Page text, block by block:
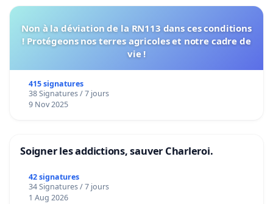
Non à la déviation de la RN113 dans ces conditions
! Protégeons nos terres agricoles et notre cadre de
vie !
415 signatures
38 Signatures / 7 jours
9 Nov 2025
Soigner les addictions, sauver Charleroi.
42 signatures
34 Signatures / 7 jours
1 Aug 2026